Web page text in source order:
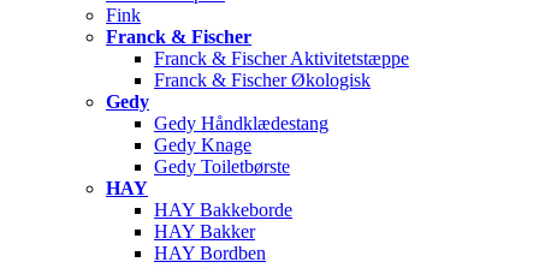
Fink
Franck & Fischer
Franck & Fischer Aktivitetstæppe
Franck & Fischer Økologisk
Gedy
Gedy Håndklædestang
Gedy Knage
Gedy Toiletbørste
HAY
HAY Bakkeborde
HAY Bakker
HAY Bordben